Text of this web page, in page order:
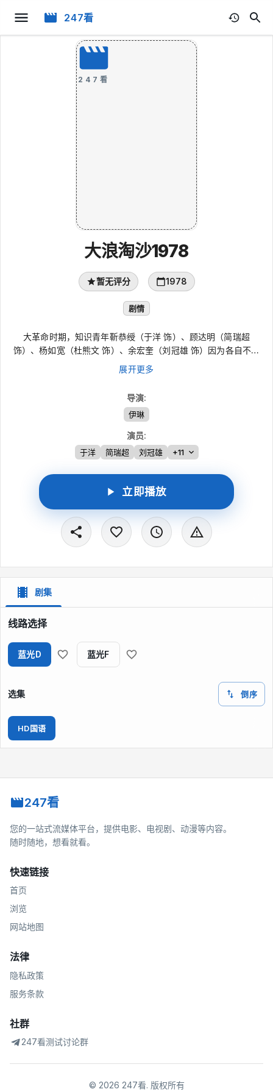
247看
247看
大浪淘沙1978
暂无评分 1978
剧情
大革命时期，知识青年靳恭绶（于洋 饰）、顾达明（简瑞超
饰）、杨如宽（杜熊文 饰）、余宏奎（刘冠雄 饰）因为各自不同
的原因离乡相遇，在济南结为拜把兄弟。不久，由于出身信仰的不
同，各自走上了不同的道路，期间他们还结识了谢辉（王蓓 饰）
昌，靳恭绶等人考入中央军校，师从共产党员赵锦章（史进
饰），余宏奎则投奔了国民党参谋薛建白（林岚 饰）。四一二反
革命政变后，国共分裂，蒋介石大肆捕杀共产党人，“马日事变”暴
发后，已经加入共产党的靳恭绶和顾达明闯入敌营救出身受重伤的
赵老师，并遵从赵的遗训回武汉找党，而余宏奎则在大革命的风囗
展开更多
导演:
伊琳
演员:
于洋 简瑞超 刘冠雄 +11
立即播放
剧集
线路选择
蓝光D 蓝光F
选集 倒序
HD国语
247看
您的一站式流媒体平台，提供电影、电视剧、动漫等内容。
随时随地，想看就看。
快速链接
首页
浏览
网站地图
法律
隐私政策
服务条款
社群
247看测试讨论群
© 2026 247看. 版权所有